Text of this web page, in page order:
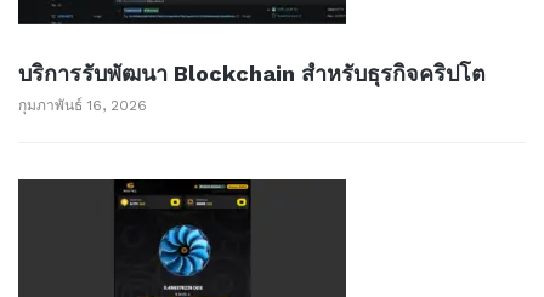
บริการรับพัฒนา Blockchain สำหรับธุรกิจคริปโต
กุมภาพันธ์ 16, 2026